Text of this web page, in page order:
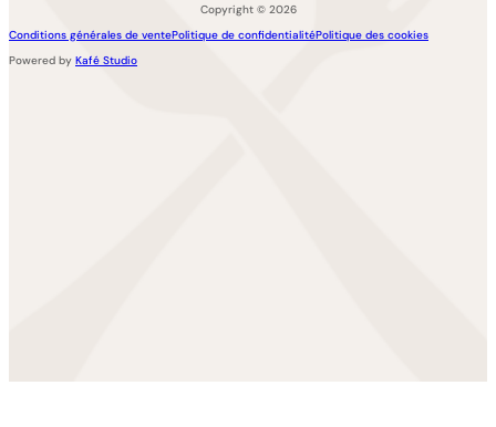
Copyright © 2026
Conditions générales de ventePolitique de confidentialitéPolitique des cookies
Powered by Kafé Studio